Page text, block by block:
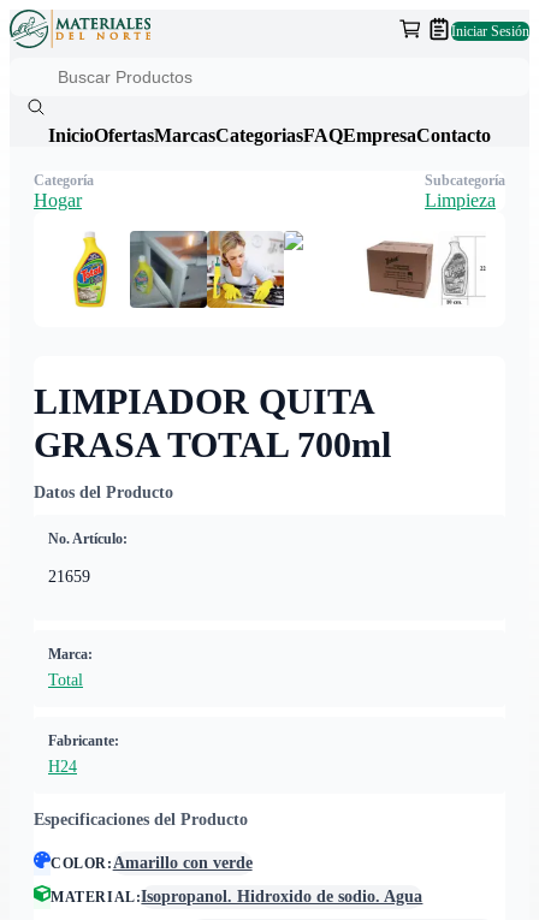
Iniciar Sesión
InicioOfertasMarcasCategoriasFAQEmpresaContacto
LIMPIADOR QUITA
GRASA TOTAL 700ml
Datos del Producto
No. Artículo:
21659
Marca:
Total
Fabricante:
H24
Especificaciones del Producto
COLOR:Amarillo con verde
MATERIAL:Isopropanol. Hidroxido de sodio. Agua
Categoría
Hogar
Subcategoría
Limpieza